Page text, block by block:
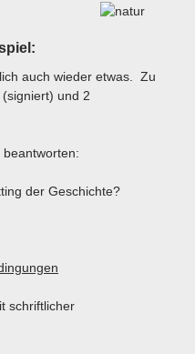
auch wieder etwas. Zu
und 2
der Geschichte?
schriftlicher